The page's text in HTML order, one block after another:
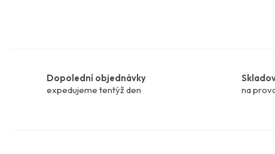
Dopolední objednávky
expedujeme tentýž den
na